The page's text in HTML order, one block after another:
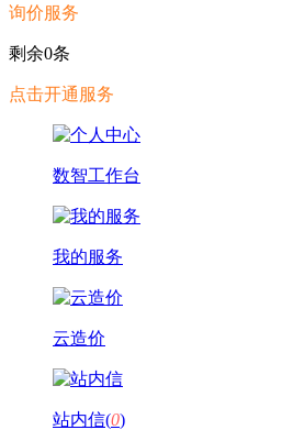
询价服务
剩余0条
点击开通服务
数智工作台
我的服务
云造价
站内信(0)